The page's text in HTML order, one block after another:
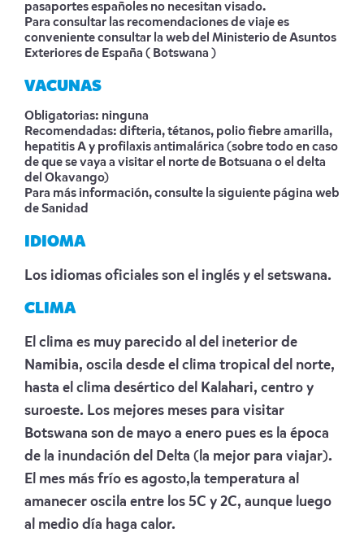
pasaportes españoles no necesitan visado.
Para consultar las recomendaciones de viaje es
conveniente consultar la web del Ministerio de Asuntos
Exteriores de España ( Botswana )
VACUNAS
Obligatorias: ninguna
Recomendadas: difteria, tétanos, polio fiebre amarilla,
hepatitis A y profilaxis antimalárica (sobre todo en caso
de que se vaya a visitar el norte de Botsuana o el delta
del Okavango)
Para más información, consulte la siguiente página web
de Sanidad
IDIOMA
Los idiomas oficiales son el inglés y el setswana.
CLIMA
El clima es muy parecido al del ineterior de
Namibia, oscila desde el clima tropical del norte,
hasta el clima desértico del Kalahari, centro y
suroeste. Los mejores meses para visitar
Botswana son de mayo a enero pues es la época
de la inundación del Delta (la mejor para viajar).
El mes más frío es agosto,la temperatura al
amanecer oscila entre los 5C y 2C, aunque luego
al medio día haga calor.